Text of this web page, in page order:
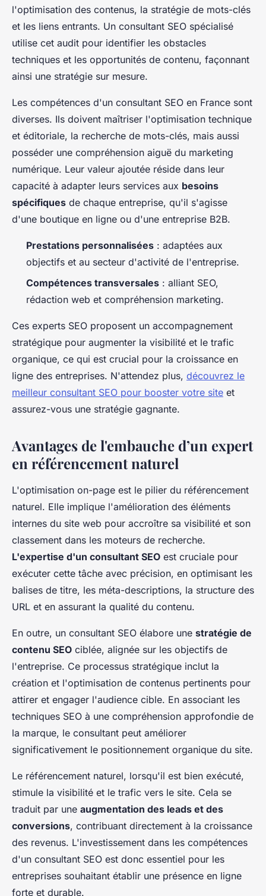
l'optimisation des contenus, la stratégie de mots-clés
et les liens entrants. Un consultant SEO spécialisé
utilise cet audit pour identifier les obstacles
techniques et les opportunités de contenu, façonnant
ainsi une stratégie sur mesure.
Les compétences d'un consultant SEO en France sont
diverses. Ils doivent maîtriser l'optimisation technique
et éditoriale, la recherche de mots-clés, mais aussi
posséder une compréhension aiguë du marketing
numérique. Leur valeur ajoutée réside dans leur
capacité à adapter leurs services aux besoins
spécifiques de chaque entreprise, qu'il s'agisse
d'une boutique en ligne ou d'une entreprise B2B.
Prestations personnalisées : adaptées aux
objectifs et au secteur d'activité de l'entreprise.
Compétences transversales : alliant SEO,
rédaction web et compréhension marketing.
Ces experts SEO proposent un accompagnement
stratégique pour augmenter la visibilité et le trafic
organique, ce qui est crucial pour la croissance en
ligne des entreprises. N'attendez plus, découvrez le
meilleur consultant SEO pour booster votre site et
assurez-vous une stratégie gagnante.
Avantages de l'embauche d’un expert
en référencement naturel
L'optimisation on-page est le pilier du référencement
naturel. Elle implique l'amélioration des éléments
internes du site web pour accroître sa visibilité et son
classement dans les moteurs de recherche.
L'expertise d'un consultant SEO est cruciale pour
exécuter cette tâche avec précision, en optimisant les
balises de titre, les méta-descriptions, la structure des
URL et en assurant la qualité du contenu.
En outre, un consultant SEO élabore une stratégie de
contenu SEO ciblée, alignée sur les objectifs de
l'entreprise. Ce processus stratégique inclut la
création et l'optimisation de contenus pertinents pour
attirer et engager l'audience cible. En associant les
techniques SEO à une compréhension approfondie de
la marque, le consultant peut améliorer
significativement le positionnement organique du site.
Le référencement naturel, lorsqu'il est bien exécuté,
stimule la visibilité et le trafic vers le site. Cela se
traduit par une augmentation des leads et des
conversions, contribuant directement à la croissance
des revenus. L'investissement dans les compétences
d'un consultant SEO est donc essentiel pour les
entreprises souhaitant établir une présence en ligne
forte et durable.